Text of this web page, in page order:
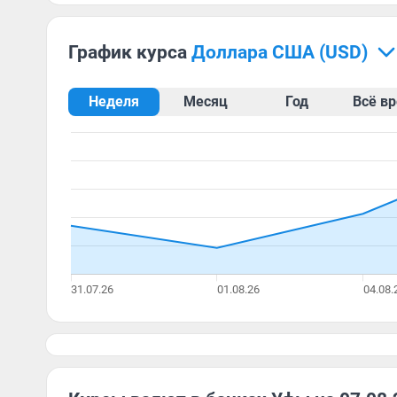
График курса доллара США (USD)
Неделя Месяц Год Всё